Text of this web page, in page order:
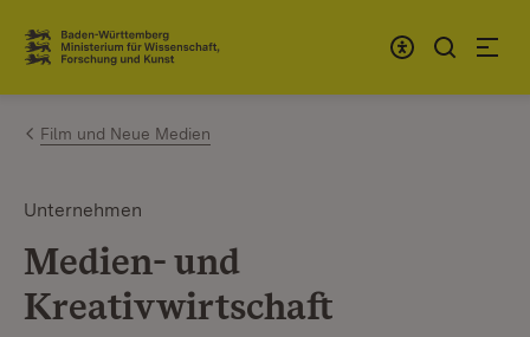
Zum Inhalt springen
Link zur Startseite
Film und Neue Medien
Unternehmen
Medien- und
Kreativwirtschaft